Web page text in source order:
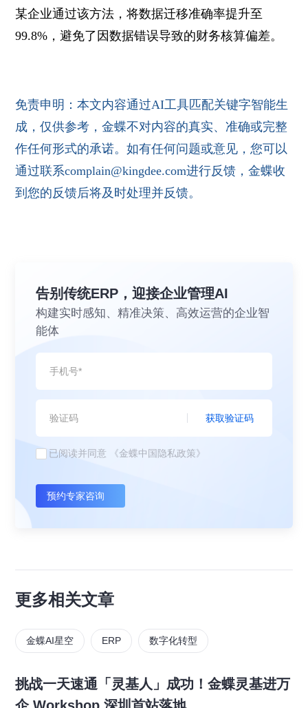
某企业通过该方法，将数据迁移准确率提升至
99.8%，避免了因数据错误导致的财务核算偏差。
免责申明：本文内容通过AI工具匹配关键字智能生
成，仅供参考，金蝶不对内容的真实、准确或完整
作任何形式的承诺。如有任何问题或意见，您可以
通过联系complain@kingdee.com进行反馈，金蝶收
到您的反馈后将及时处理并反馈。
告别传统ERP，迎接企业管理AI
构建实时感知、精准决策、高效运营的企业智
能体
获取验证码
已阅读并同意 《金蝶中国隐私政策》
预约专家咨询
更多相关文章
金蝶AI星空 ERP 数字化转型
挑战一天速通「灵基人」成功！金蝶灵基进万